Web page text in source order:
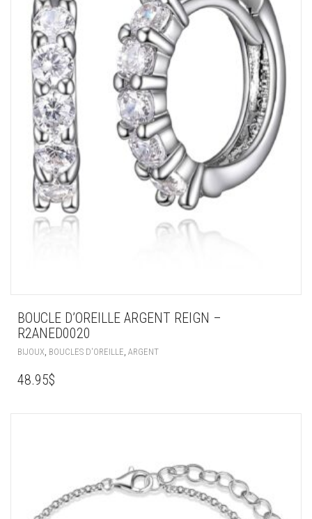
BOUCLE D’OREILLE ARGENT REIGN –
R2ANED0020
BIJOUX BOUCLES D'OREILLE ARGENT
48.95$